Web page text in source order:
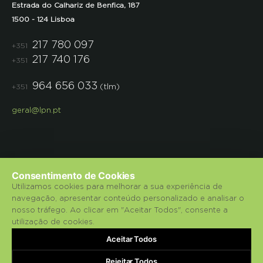
Estrada do Calhariz de Benfica, 187
1500 - 124 Lisboa
+351 217 780 097
+351 217 740 176
+351 964 656 033 (tlm)
geral@lpn.pt
© 2018 Liga para a Protecção da Natureza.
Política de Privacidade
Powered by bluesoft.pt
Consentimento de Cookies
Utilizamos cookies para melhorar a sua experiência de
navegação, apresentar conteúdo personalizado e analisar o
nosso tráfego. Ao clicar em "Aceitar Todos", consente a
utilização de cookies.
Rejeitar Todos
Aceitar Todos